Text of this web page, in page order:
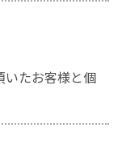
いたお客様と個